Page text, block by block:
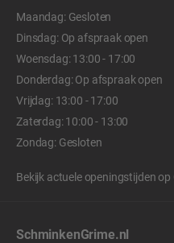
Maandag: Gesloten
Dinsdag: Op afspraak open
Woensdag: 13:00 - 17:00
Donderdag: Op afspraak open
Vrijdag: 13:00 - 17:00
Zaterdag: 10:00 - 13:00
Zondag: Gesloten
Bekijk actuele openingstijden op
SchminkenGrime.nl